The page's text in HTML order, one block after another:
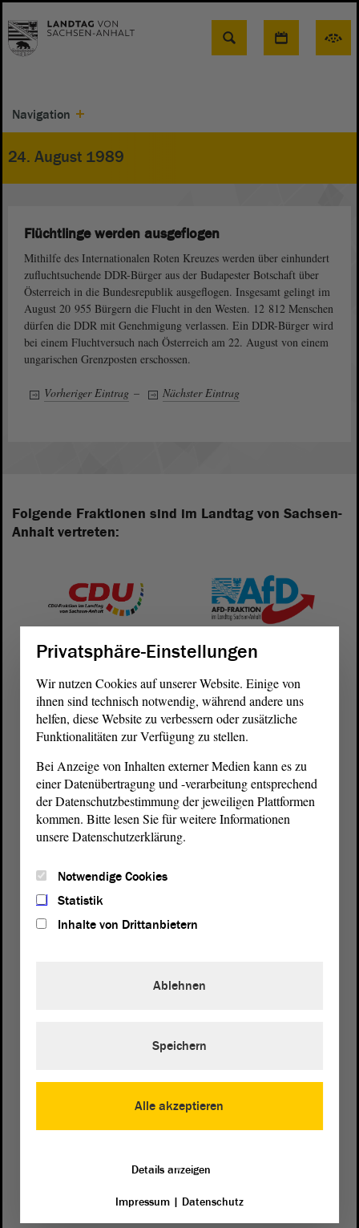
Suche
Navigation
24. August 1989
Flüchtlinge werden ausgeflogen
Mithilfe des Internationalen Roten Kreuzes werden über einhundert
zufluchtsuchende DDR-Bürger aus der Budapester Botschaft über
Österreich in die Bundesrepublik ausgeflogen. Insgesamt gelingt im
August 20 955 Bürgern die Flucht in den Westen. 12 812 Menschen
dürfen die DDR mit Genehmigung verlassen. Ein DDR-Bürger wird
bei einem Fluchtversuch nach Österreich am 22. August von einem
ungarischen Grenzposten erschossen.
Vorheriger Eintrag – Nächster Eintrag
Folgende Fraktionen sind im Landtag von Sachsen-
Anhalt vertreten:
Postanschrift
Landtagvon Sachsen-Anhalt
39104 Magdeburg
Wegbeschreibung
Besucherdienst
Privatsphäre-Einstellungen
Wir nutzen Cookies auf unserer Website. Einige von
ihnen sind technisch notwendig, während andere uns
helfen, diese Website zu verbessern oder zusätzliche
Funktionalitäten zur Verfügung zu stellen.
Bei Anzeige von Inhalten externer Medien kann es zu
einer Datenübertragung und -verarbeitung entsprechend
der Datenschutzbestimmung der jeweiligen Plattformen
kommen. Bitte lesen Sie für weitere Informationen
unsere Datenschutzerklärung.
Notwendige Cookies
Statistik
Inhalte von Drittanbietern
Alle akzeptieren
Ablehnen
Speichern
Details anzeigen
Impressum| Datenschutz